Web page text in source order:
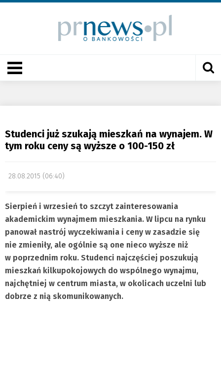
Studenci już szukają mieszkań na wynajem. W
tym roku ceny są wyższe o 100-150 zł
28.08.2015 (06:40)
Sierpień i wrzesień to szczyt zainteresowania
akademickim wynajmem mieszkania. W lipcu na rynku
panował nastrój wyczekiwania i ceny w zasadzie się
nie zmieniły, ale ogólnie są one nieco wyższe niż
w poprzednim roku. Studenci najczęściej poszukują
mieszkań kilkupokojowych do wspólnego wynajmu,
najchętniej w centrum miasta, w okolicach uczelni lub
dobrze z nią skomunikowanych.